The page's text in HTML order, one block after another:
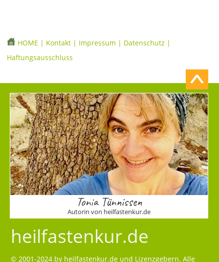
HOME | Kontakt | Impressum | Datenschutz |
Haftungsausschluss
Tonia Tünnissen
Autorin von heilfastenkur.de
heilfastenkur.de
© 2001-2024 by heilfastenkur.de und Lizenzgebern. Alle